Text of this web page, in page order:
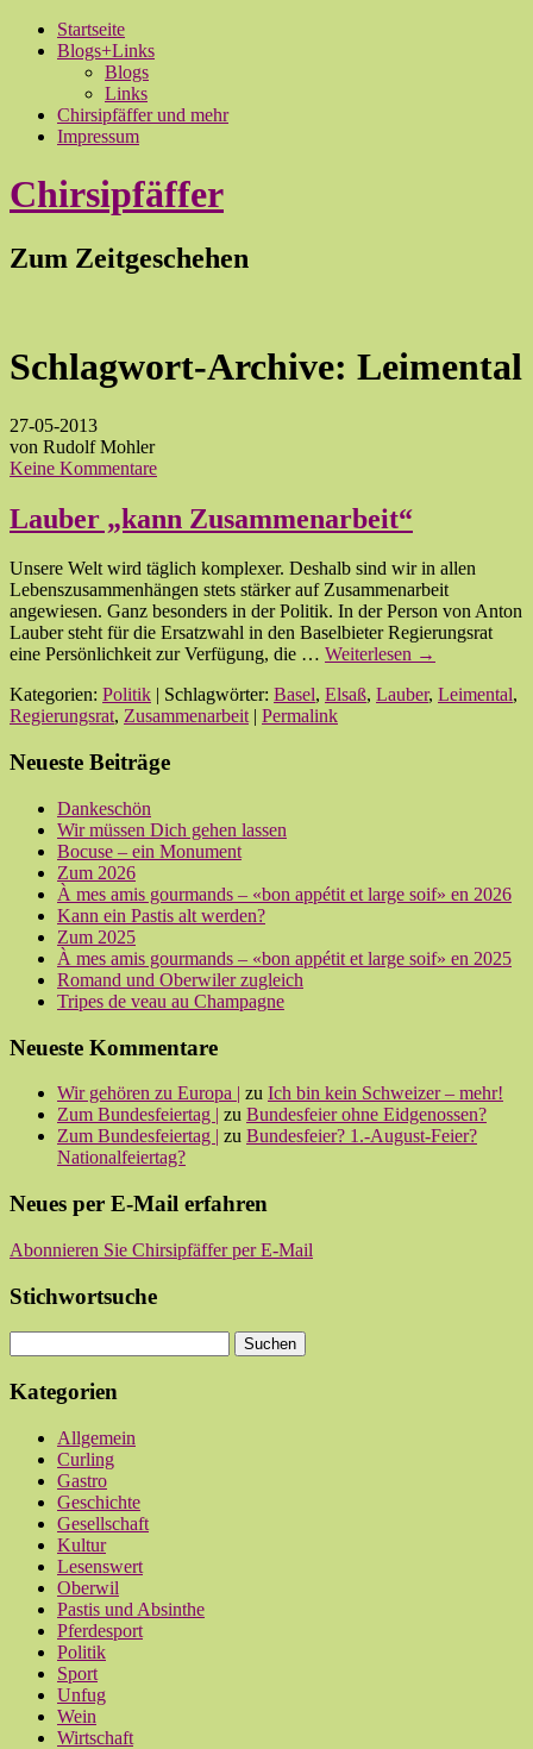
Startseite
Blogs+Links
Blogs
Links
Chirsipfäffer und mehr
Impressum
Chirsipfäffer
Zum Zeitgeschehen
Schlagwort-Archive: Leimental
27-05-2013
von Rudolf Mohler
Keine Kommentare
Lauber „kann Zusammenarbeit“
Unsere Welt wird täglich komplexer. Deshalb sind wir in allen
Lebenszusammenhängen stets stärker auf Zusammenarbeit
angewiesen. Ganz besonders in der Politik. In der Person von Anton
Lauber steht für die Ersatzwahl in den Baselbieter Regierungsrat
eine Persönlichkeit zur Verfügung, die … Weiterlesen →
Kategorien: Politik | Schlagwörter: Basel, Elsaß, Lauber, Leimental,
Regierungsrat, Zusammenarbeit| Permalink
Neueste Beiträge
Dankeschön
Wir müssen Dich gehen lassen
Bocuse – ein Monument
Zum 2026
À mes amis gourmands – «bon appétit et large soif» en 2026
Kann ein Pastis alt werden?
Zum 2025
À mes amis gourmands – «bon appétit et large soif» en 2025
Romand und Oberwiler zugleich
Tripes de veau au Champagne
Neueste Kommentare
Wir gehören zu Europa | zu Ich bin kein Schweizer – mehr!
Zum Bundesfeiertag | zu Bundesfeier ohne Eidgenossen?
Zum Bundesfeiertag | zu Bundesfeier? 1.-August-Feier?
Nationalfeiertag?
Neues per E-Mail erfahren
Abonnieren Sie Chirsipfäffer per E-Mail
Stichwortsuche
Kategorien
Allgemein
Curling
Gastro
Geschichte
Gesellschaft
Kultur
Lesenswert
Oberwil
Pastis und Absinthe
Pferdesport
Politik
Sport
Unfug
Wein
Wirtschaft